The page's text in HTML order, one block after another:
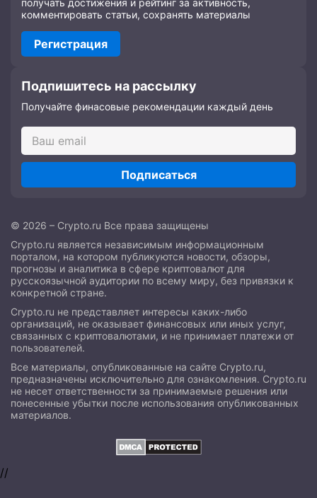
получать достижения и рейтинг за активность,
комментировать статьи, сохранять материалы
Регистрация
Подпишитесь на рассылку
Получайте финасовые рекомендации каждый день
Подписаться
© 2026 – Crypto.ru Все права защищены
Crypto.ru является независимым информационным
порталом, на котором публикуются новости, обзоры,
прогнозы и аналитика в сфере криптовалют для
русскоязычной аудитории по всему миру, без привязки к
конкретной стране.
Crypto.ru не представляет интересы каких-либо
организаций, не оказывает финансовых или иных услуг,
связанных с криптовалютами, и не принимает платежи от
пользователей.
Все материалы, опубликованные на сайте Crypto.ru,
предназначены исключительно для ознакомления. Crypto.ru
не несет ответственности за принимаемые решения или
понесенные убытки после использования опубликованных
материалов.
//